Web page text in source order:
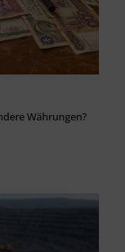
Währungen?